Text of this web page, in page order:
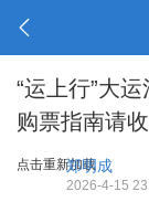
“运上行”大
购票指南请
点击重新加载
郑明成
2026-4-15